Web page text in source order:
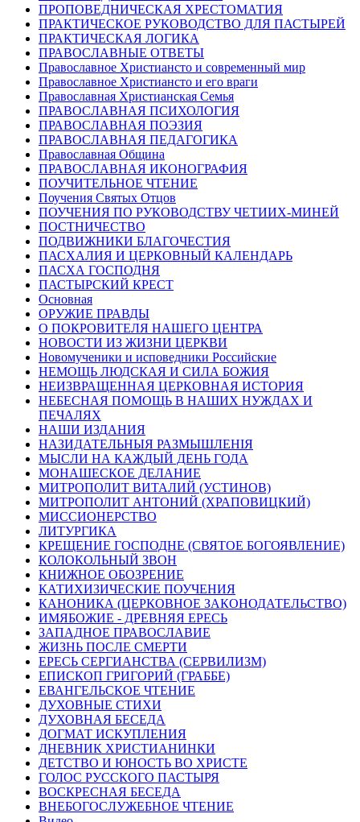
ПРОПОВЕДНИЧЕСКАЯ ХРЕСТОМАТИЯ
ПРАКТИЧЕСКОЕ РУКОВОДСТВО ДЛЯ ПАСТЫРЕЙ
ПРАКТИЧЕСКАЯ ЛОГИКА
ПРАВОСЛАВНЫЕ ОТВЕТЫ
Православное Христиансто и современный мир
Православное Христиансто и его враги
Православная Христианская Семья
ПРАВОСЛАВНАЯ ПСИХОЛОГИЯ
ПРАВОСЛАВНАЯ ПОЭЗИЯ
ПРАВОСЛАВНАЯ ПЕДАГОГИКА
Православная Община
ПРАВОСЛАВНАЯ ИКОНОГРАФИЯ
ПОУЧИТЕЛЬНОЕ ЧТЕНИЕ
Поучения Святых Отцов
ПОУЧЕНИЯ ПО РУКОВОДСТВУ ЧЕТИИХ-МИНЕЙ
ПОСТНИЧЕСТВО
ПОДВИЖНИКИ БЛАГОЧЕСТИЯ
ПАСХАЛИЯ И ЦЕРКОВНЫЙ КАЛЕНДАРЬ
ПАСХА ГОСПОДНЯ
ПАСТЫРСКИЙ КРЕСТ
Основная
ОРУЖИЕ ПРАВДЫ
О ПОКРОВИТЕЛЯ НАШЕГО ЦЕНТРА
НОВОСТИ ИЗ ЖИЗНИ ЦЕРКВИ
Новомученики и исповедники Российские
НЕМОЩЬ ЛЮДСКАЯ И СИЛА БОЖИЯ
НЕИЗВРАЩЕННАЯ ЦЕРКОВНАЯ ИСТОРИЯ
НЕБЕСНАЯ ПОМОЩЬ В НАШИХ НУЖДАХ И
ПЕЧАЛЯХ
НАШИ ИЗДАНИЯ
НАЗИДАТЕЛЬНЫЯ РАЗМЫШЛЕНІЯ
МЫСЛИ НА КАЖДЫЙ ДЕНЬ ГОДА
МОНАШЕСКОЕ ДЕЛАНИЕ
МИТРОПОЛИТ ВИТАЛИЙ (УСТИНОВ)
МИТРОПОЛИТ АНТОНИЙ (ХРАПОВИЦКИЙ)
МИССИОНЕРСТВО
ЛИТУРГИКА
КРЕЩЕНИЕ ГОСПОДНЕ (СВЯТОЕ БОГОЯВЛЕНИЕ)
КОЛОКОЛЬНЫЙ ЗВОН
КНИЖНОЕ ОБОЗРЕНИЕ
КАТИХИЗИЧЕСКИЕ ПОУЧЕНИЯ
КАНОНИКА (ЦЕРКОВНОЕ ЗАКОНОДАТЕЛЬСТВО)
ИМЯБОЖИЕ - ДРЕВНЯЯ ЕРЕСЬ
ЗАПАДНОЕ ПРАВОСЛАВИЕ
ЖИЗНЬ ПОСЛЕ СМЕРТИ
ЕРЕСЬ СЕРГИАНСТВА (СЕРВИЛИЗМ)
ЕПИСКОП ГРИГОРИЙ (ГРАББЕ)
ЕВАНГЕЛЬСКОЕ ЧТЕНИЕ
ДУХОВНЫЕ СТИХИ
ДУХОВНАЯ БЕСЕДА
ДОГМАТ ИСКУПЛЕНИЯ
ДНЕВНИК ХРИСТИАНИНКИ
ДЕТСТВО И ЮНОСТЬ ВО ХРИСТЕ
ГОЛОС РУССКОГО ПАСТЫРЯ
ВОСКРЕСНАЯ БЕСЕДА
ВНЕБОГОСЛУЖЕБНОЕ ЧТЕНИЕ